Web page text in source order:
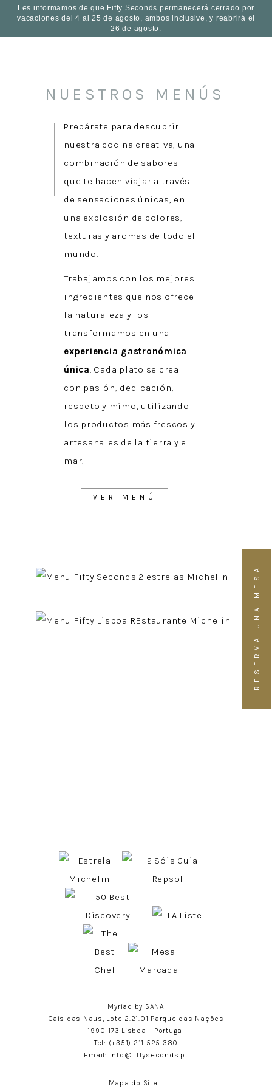
Les informamos de que Fifty Seconds permanecerá cerrado por
vacaciones del 4 al 25 de agosto, ambos inclusive, y reabrirá el
26 de agosto.
ES
NUESTROS MENÚS
Prepárate para descubrir
nuestra cocina creativa, una
combinación de sabores
que te hacen viajar a través
de sensaciones únicas, en
una explosión de colores,
texturas y aromas de todo el
mundo.
Trabajamos con los mejores
ingredientes que nos ofrece
la naturaleza y los
transformamos en una
experiencia gastronómica
única. Cada plato se crea
con pasión, dedicación,
respeto y mimo, utilizando
los productos más frescos y
artesanales de la tierra y el
mar.
VER MENÚ
RESERVA UNA MESA
Myriad by SANA
Cais das Naus, Lote 2.21.01 Parque das Nações
1990-173 Lisboa – Portugal
Tel: (+351) 211 525 380
Email: info@fiftyseconds.pt
Mapa do Site